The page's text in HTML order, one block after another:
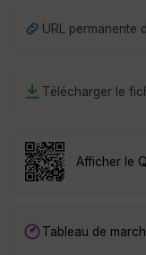
URL permanente
Télécharger le
Afficher le
Tableau de